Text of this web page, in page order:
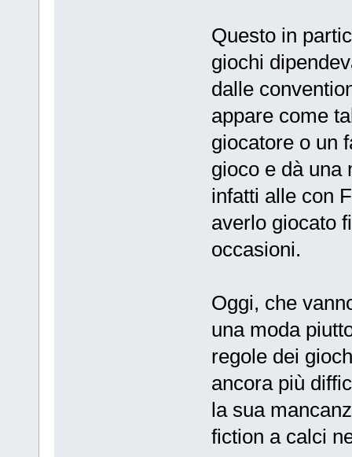
Questo in
giochi
dalle
appare come
giocatore o un
gioco e dà una
infatti alle con
averlo giocato
occasioni.
Oggi, che
una moda
regole dei
ancora più
la sua
fiction a calci